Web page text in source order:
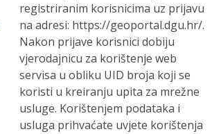
registriranim korisnicima uz prijavu
na adresi: https://geoportal.dgu.hr/.
Nakon prijave korisnici dobiju
vjerodajnicu za korištenje web
servisa u obliku UID broja koji se
koristi u kreiranju upita za mrežne
usluge. Korištenjem podataka i
usluga prihvaćate uvjete korištenja